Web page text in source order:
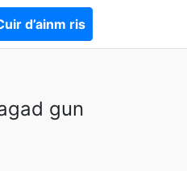
d’ainm ris
gun